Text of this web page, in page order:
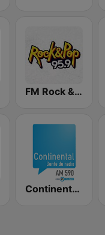
FM Rock & Pop
Continental 590 AM